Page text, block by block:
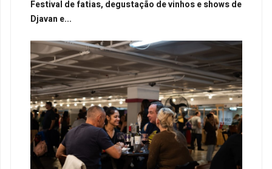
Festival de fatias, degustação de vinhos e shows de
Djavan e...